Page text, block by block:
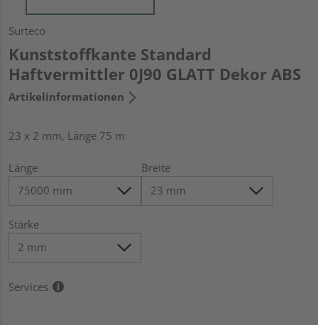
Surteco
Kunststoffkante Standard
Haftvermittler 0J90 GLATT Dekor ABS
Artikelinformationen
23 x 2 mm, Länge 75 m
Länge Breite
Stärke
Services